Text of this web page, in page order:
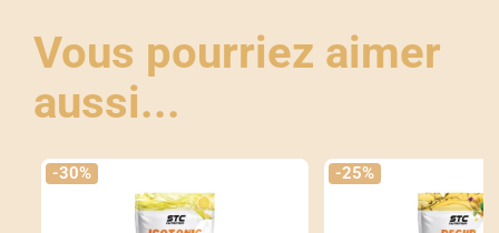
Vous pourriez aimer
aussi...
-30% -25%